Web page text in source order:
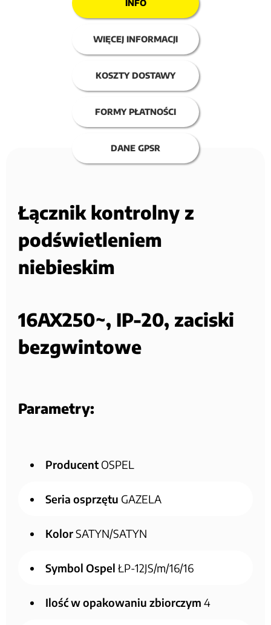
INFO
WIĘCEJ INFORMACJI
KOSZTY DOSTAWY
FORMY PŁATNOŚCI
DANE GPSR
Łącznik kontrolny z
podświetleniem
niebieskim
16AX250~, IP-20, zaciski
bezgwintowe
Parametry:
Producent OSPEL
Seria osprzętu GAZELA
KolorSATYN/SATYN
Symbol Ospel ŁP-12JS/m/16/16
Ilość w opakowaniu zbiorczym 4